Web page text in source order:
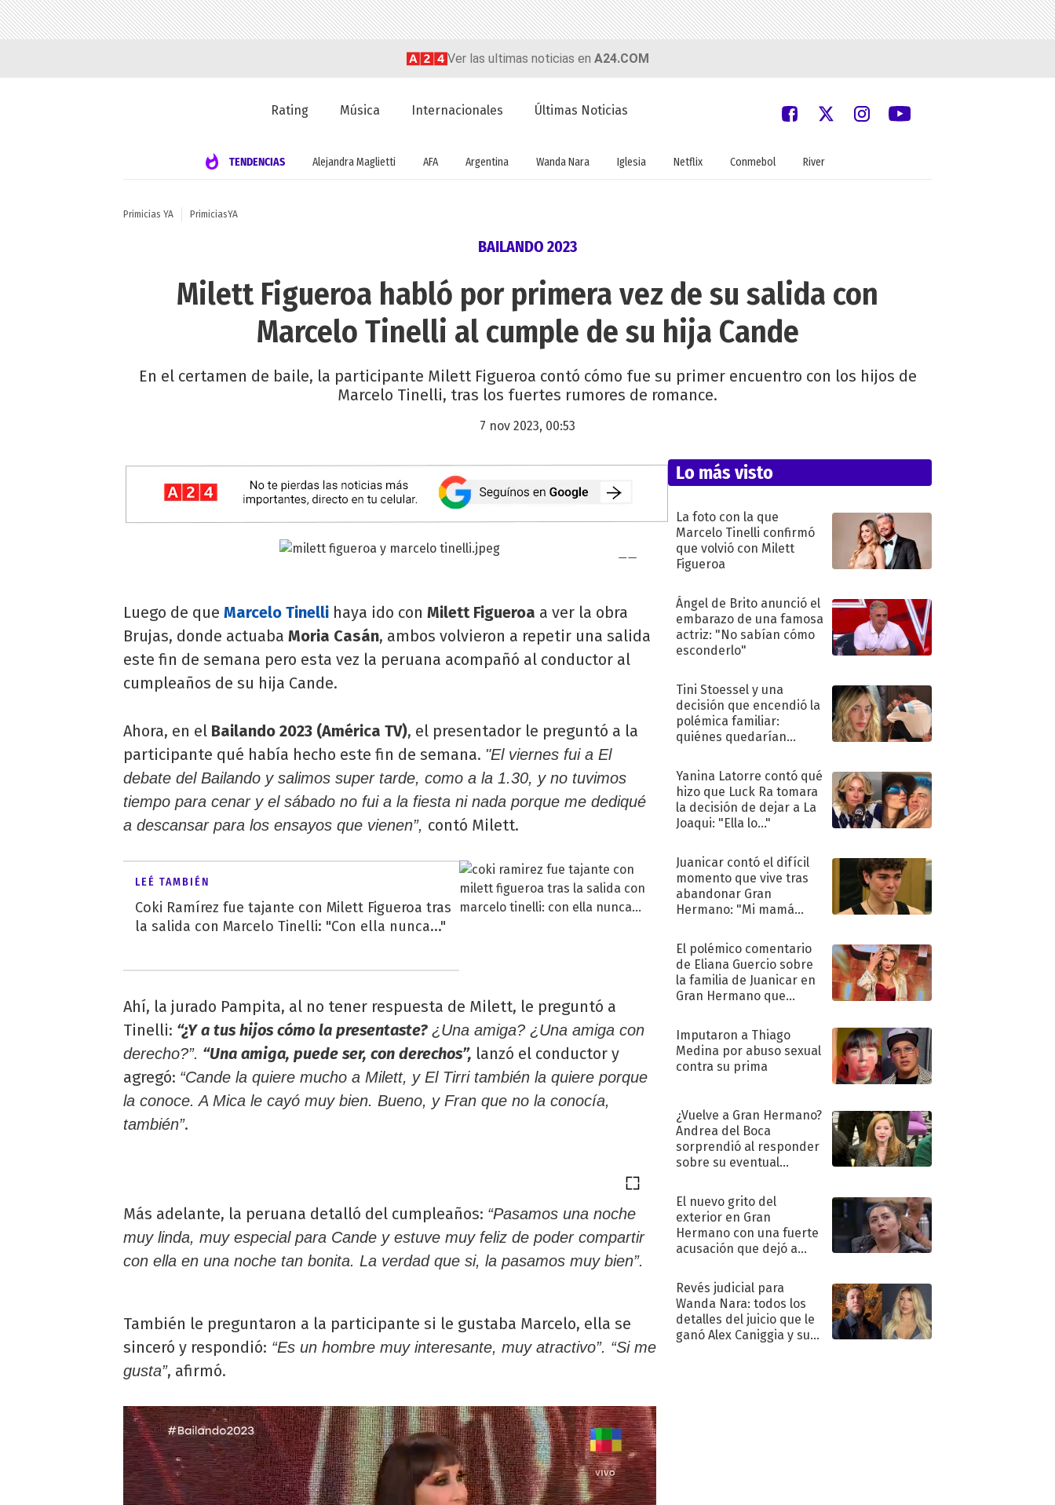
Ver las ultimas noticias en A24.COM
Rating Música Internacionales Últimas Noticias
TENDENCIAS Alejandra Maglietti AFA Argentina Wanda Nara Iglesia Netflix Conmebol River
Primicias YA PrimiciasYA
BAILANDO 2023
Milett Figueroa habló por primera vez de su salida con
Marcelo Tinelli al cumple de su hija Cande
En el certamen de baile, la participante Milett Figueroa contó cómo fue su primer encuentro con los hijos de
Marcelo Tinelli, tras los fuertes rumores de romance.
7 nov 2023, 00:53
Luego de que Marcelo Tinelli haya ido con Milett Figueroa a ver la obra
Brujas, donde actuaba Moria Casán, ambos volvieron a repetir una salida
este fin de semana pero esta vez la peruana acompañó al conductor al
cumpleaños de su hija Cande.
Ahora, en el Bailando 2023 (América TV), el presentador le preguntó a la
participante qué había hecho este fin de semana. "El viernes fui a El
debate del Bailando y salimos super tarde, como a la 1.30, y no tuvimos
tiempo para cenar y el sábado no fui a la fiesta ni nada porque me dediqué
a descansar para los ensayos que vienen”, contó Milett.
LEÉ TAMBIÉN
Coki Ramírez fue tajante con Milett Figueroa tras
la salida con Marcelo Tinelli: "Con ella nunca..."
Ahí, la jurado Pampita, al no tener respuesta de Milett, le preguntó a
Tinelli: “¿Y a tus hijos cómo la presentaste?¿Una amiga? ¿Una amiga con
derecho?”. “Una amiga, puede ser, con derechos”, lanzó el conductor y
agregó: “Cande la quiere mucho a Milett, y El Tirri también la quiere porque
la conoce. A Mica le cayó muy bien. Bueno, y Fran que no la conocía,
también”.
Más adelante, la peruana detalló del cumpleaños: “Pasamos una noche
muy linda, muy especial para Cande y estuve muy feliz de poder compartir
con ella en una noche tan bonita. La verdad que si, la pasamos muy bien”.
También le preguntaron a la participante si le gustaba Marcelo, ella se
sinceró y respondió: “Es un hombre muy interesante, muy atractivo”. “Si me
gusta”, afirmó.
Lo más visto
La foto con la que
Marcelo Tinelli confirmó
que volvió con Milett
Figueroa
Ángel de Brito anunció el
embarazo de una famosa
actriz: "No sabían cómo
esconderlo"
Tini Stoessel y una
decisión que encendió la
polémica familiar:
quiénes quedarían
Yanina Latorre contó qué
hizo que Luck Ra tomara
la decisión de dejar a La
Joaqui: "Ella lo..."
Juanicar contó el difícil
momento que vive tras
abandonar Gran
Hermano: "Mi mamá
El polémico comentario
de Eliana Guercio sobre
la familia de Juanicar en
Gran Hermano que
Imputaron a Thiago
Medina por abuso sexual
contra su prima
¿Vuelve a Gran Hermano?
Andrea del Boca
sorprendió al responder
sobre su eventual
El nuevo grito del
exterior en Gran
Hermano con una fuerte
acusación que dejó a
"Traidora"
Revés judicial para
Wanda Nara: todos los
detalles del juicio que le
ganó Alex Caniggia y sus